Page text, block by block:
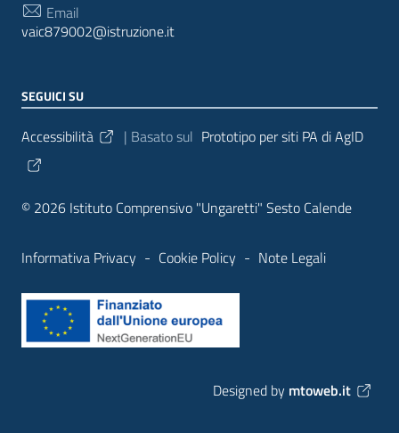
Email
vaic879002@istruzione.it
SEGUICI SU
Sezione Link Utili
Accessibilità | Basato sul Prototipo per siti PA di AgID
© 2026 Istituto Comprensivo "Ungaretti" Sesto Calende
Informativa Privacy - Cookie Policy - Note Legali
Designed by mtoweb.it